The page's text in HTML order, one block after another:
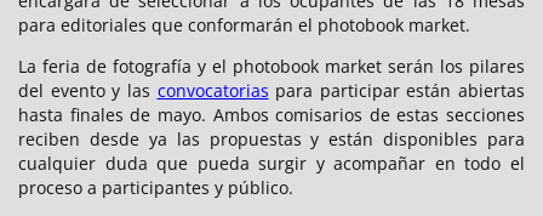
para editoriales que conformarán el photobook market.
La feria de fotografía y el photobook market serán los pilares
del evento y las convocatorias para participar están abiertas
hasta finales de mayo. Ambos comisarios de estas secciones
reciben desde ya las propuestas y están disponibles para
cualquier duda que pueda surgir y acompañar en todo el
proceso a participantes y público.